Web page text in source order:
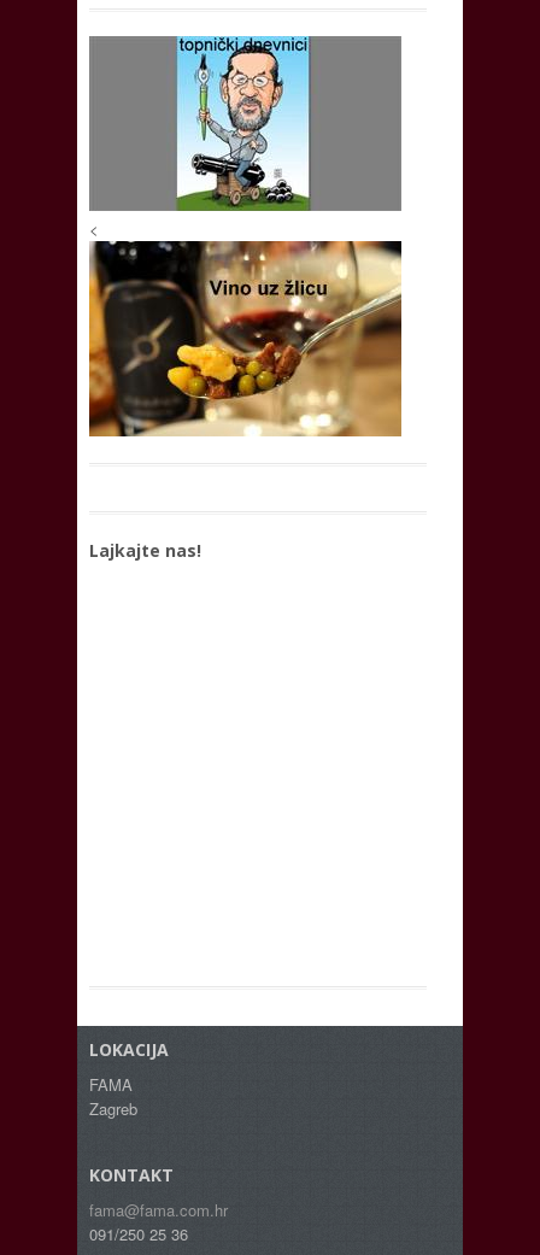
<
Lajkajte nas!
LOKACIJA
FAMA
Zagreb
KONTAKT
fama@fama.com.hr
091/250 25 36